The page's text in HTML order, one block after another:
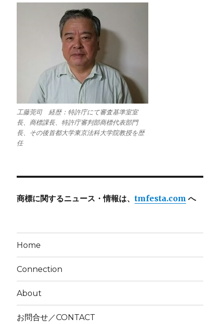
工藤莞司 経歴：特許庁にて審査基準室室
長、商標課長、特許庁審判部商標代表部門
長、その後首都大学東京法科大学院教授を歴
任
商標に関するニュース・情報は、tmfesta.com へ
Home
Connection
About
お問合せ／CONTACT